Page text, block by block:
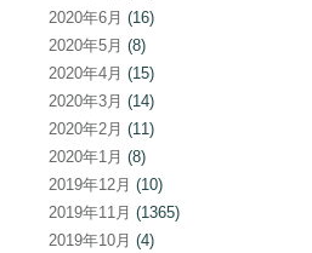
2020年6月 (16)
2020年5月 (8)
2020年4月 (15)
2020年3月 (14)
2020年2月 (11)
2020年1月 (8)
2019年12月 (10)
2019年11月 (1365)
2019年10月 (4)